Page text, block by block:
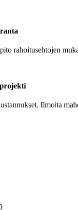
rahoitusehtojen
Ilmoita